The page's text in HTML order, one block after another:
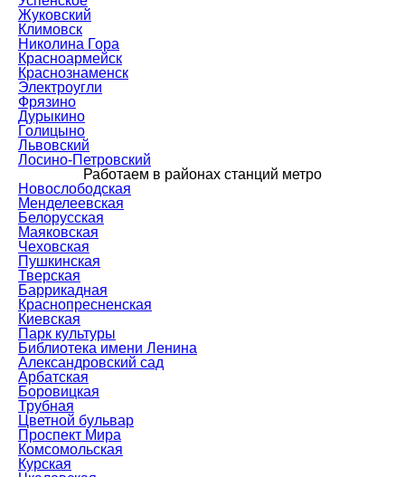
Жуковский
Климовск
Николина Гора
Красноармейск
Краснознаменск
Электроугли
Фрязино
Дурыкино
Голицыно
Львовский
Лосино-Петровский
Работаем в районах станций метро
Новослободская
Менделеевская
Белорусская
Маяковская
Чеховская
Пушкинская
Тверская
Баррикадная
Краснопресненская
Киевская
Парк культуры
Библиотека имени Ленина
Александровский сад
Арбатская
Боровицкая
Трубная
Цветной бульвар
Проспект Мира
Комсомольская
Курская